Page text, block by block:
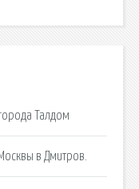
Талдом
в Дмитров.